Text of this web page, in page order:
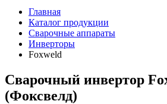
Главная
Каталог продукции
Сварочные аппараты
Инверторы
Foxweld
Сварочный инвертор
(Фоксвелд)